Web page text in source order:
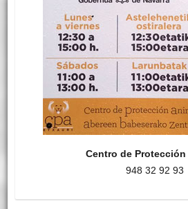
Centro de Protección
948 32 92 93